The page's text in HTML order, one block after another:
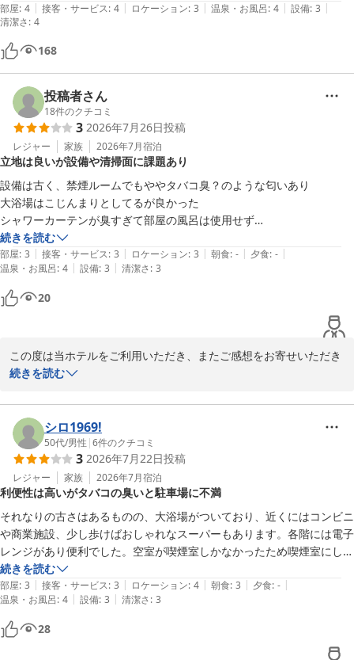
部屋: 4 | 接客・サービス: 4 | ロケーション: 3 | 温泉・お風呂: 4 | 設備: 3 |
清潔さ: 4
168
投稿者さん
18件のクチコミ
3 2026年7月26日投稿
レジャー 家族 2026年7月宿泊
立地は良いが設備や清掃面に課題あり
設備は古く、禁煙ルームでもややタバコ臭？のような匂いあり
大浴場はこじんまりとしてるが良かった
シャワーカーテンが臭すぎて部屋の風呂は使用せず
立地は商店街のど真ん中で食事には困らない
一階のローソンが工事中で使えなかったが、近くにセブンイレブンもあ
り不便なし
駐車場からホテル入り口が遠く、荷物が多いとちょっと大変
続きを読む
部屋: 3 | 接客・サービス: 3 | ロケーション: 3 | 朝食: - | 夕食: - |
温泉・お風呂: 4 | 設備: 3 | 清潔さ: 3
20
この度は当ホテルをご利用いただき、またご感想をお寄せいただき
誠にありがとうございます。
立地や大浴場につきましてご満足いただけたとのお言葉を頂戴し、
大変嬉しく存じます。商店街や周辺の飲食店、コンビニなど利便性
を感じていただけたようで何よりでございます。
一方で、設備の古さやお部屋の臭い、特にシャワーカーテンの臭い
につきまして、ご不快な思いをお掛けしましたことを深くお詫び申
し上げます。清掃・点検の徹底を改めて行い、より快適にお過ごし
いただける環境づくりに努めてまいります。
また、駐車場からホテル入口までの距離につきましても、ご不便を
お掛けし申し訳ございません。すぐの改善は難しい点もございます
が、お荷物の多いお客様にもできる限り快適にご利用いただけるよ
う、サービス向上に努めてまいります。
今後も皆様により快適にお過ごしいただけるホテルを目指してまい
続きを読む
シロ1969!
50代/男性 |6件のクチコミ
3 2026年7月22日投稿
レジャー 家族 2026年7月宿泊
利便性は高いがタバコの臭いと駐車場に不満
それなりの古さはあるものの、大浴場がついており、近くにはコンビニ
や商業施設、少し歩けばおしゃれなスーパーもあります。各階には電子
レンジがあり便利でした。空室が喫煙室しかなかったため喫煙室にしま
したが、部屋は空気清浄機が設置してあり特に臭いに悩まされることは
なかった。しかし共用の廊下やエレベーター付近は部屋から漏れ出した
タバコの臭いで気持ち悪くなったので、消臭面で工夫してもらいたい。
駐車場の割引券？を750円で購入したが、なぜ15時からチェックインで
きるのに15時30分からの適用になるのかが疑問に思った。出庫時に適
続きを読む
部屋: 3 | 接客・サービス: 3 | ロケーション: 4 | 朝食: 3 | 夕食: - |
温泉・お風呂: 4 | 設備: 3 | 清潔さ: 3
28